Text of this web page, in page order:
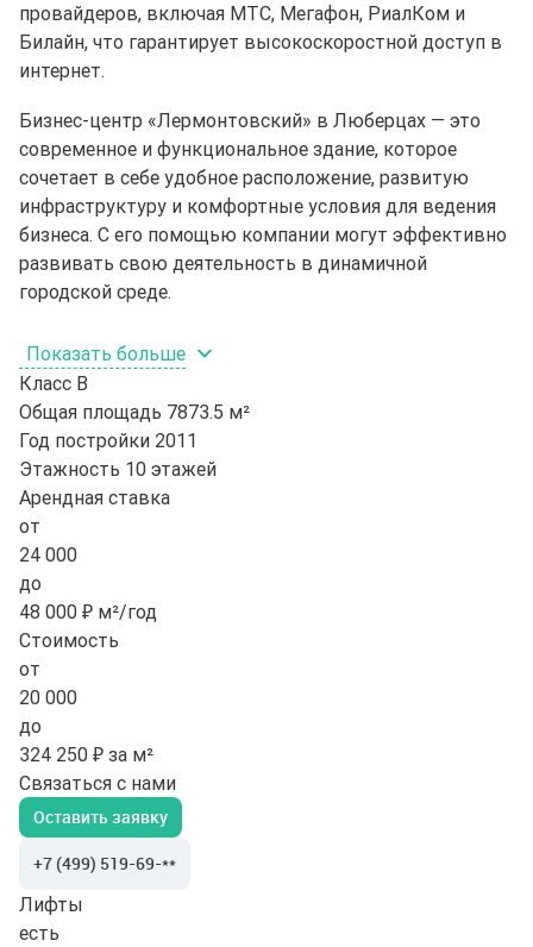
провайдеров, включая МТС, Мегафон, РиалКом и
Билайн, что гарантирует высокоскоростной доступ в
интернет.
Бизнес-центр «Лермонтовский» в Люберцах — это
современное и функциональное здание, которое
сочетает в себе удобное расположение, развитую
инфраструктуру и комфортные условия для ведения
бизнеса. С его помощью компании могут эффективно
развивать свою деятельность в динамичной
городской среде.
Показать больше
Класс B
Общая площадь 7873.5 м²
Год постройки 2011
Этажность 10 этажей
Арендная ставка
от
24 000
до
48 000 ₽ м²/год
Стоимость
от
20 000
до
324 250 ₽ за м²
Связаться с нами
Оставить заявку
+7 (499) 519-69-**
Лифты
есть